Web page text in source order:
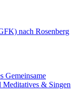
nach Rosenberg
Gemeinsame
Meditatives & Singen